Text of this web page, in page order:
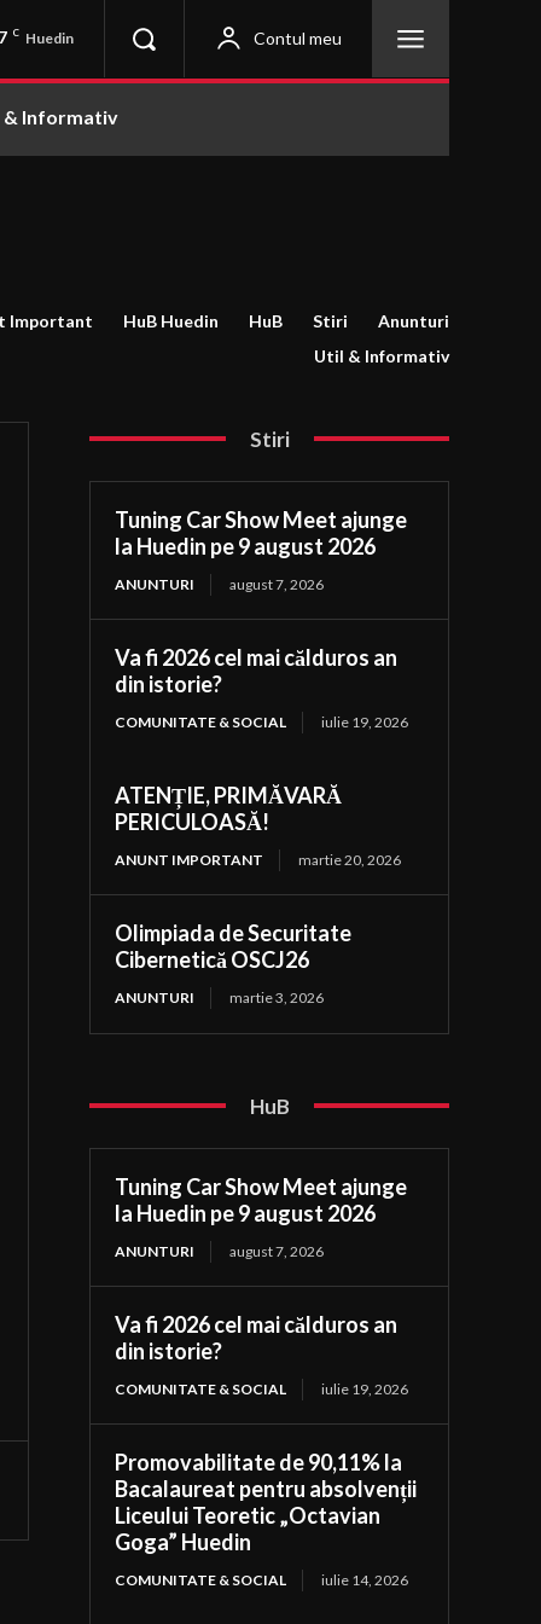
C Huedin Contul meu
& Informativ
Important HuB Huedin HuB Stiri
Anunturi
Util & Informativ
Stiri
Tuning Car Show Meet ajunge
la Huedin pe 9 august 2026
ANUNTURI august 7, 2026
Va fi 2026 cel mai călduros an
din istorie?
COMUNITATE & SOCIAL iulie 19, 2026
ATENȚIE, PRIMĂVARĂ
PERICULOASĂ!
ANUNT IMPORTANT martie 20, 2026
Olimpiada de Securitate
Cibernetică OSCJ26
ANUNTURI martie 3, 2026
HuB
Tuning Car Show Meet ajunge
la Huedin pe 9 august 2026
ANUNTURI august 7, 2026
Va fi 2026 cel mai călduros an
din istorie?
COMUNITATE & SOCIAL iulie 19, 2026
Promovabilitate de 90,11% la
Bacalaureat pentru absolvenții
Liceului Teoretic „Octavian
Goga” Huedin
COMUNITATE & SOCIAL iulie 14, 2026